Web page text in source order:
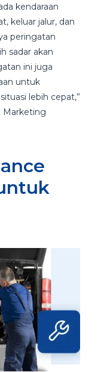
kendaraan
keluar jalur, dan
peringatan
sadar akan
ini juga
untuk
lebih cepat,”
Marketing